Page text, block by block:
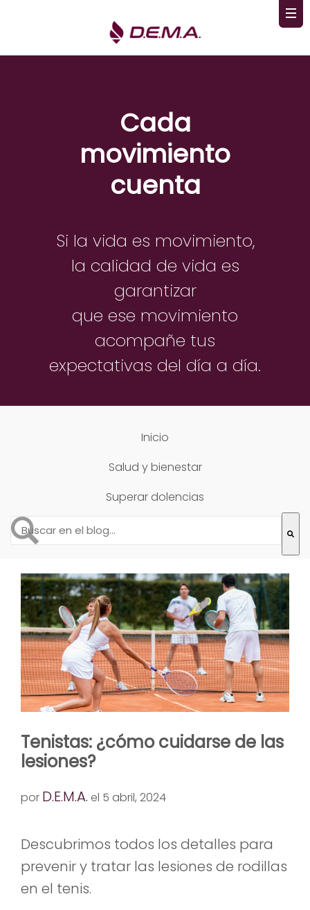
Cada
movimiento
cuenta
Si la vida es movimiento,
la calidad de vida es
garantizar
que ese movimiento
acompañe tus
expectativas del día a día.
Inicio
Salud y bienestar
Superar dolencias
Esto es un campo de búsqueda con una función de
Tenistas: ¿cómo cuidarse de las
lesiones?
por D.E.M.A. el 5 abril, 2024
Descubrimos todos los detalles para
prevenir y tratar las lesiones de rodillas
en el tenis.